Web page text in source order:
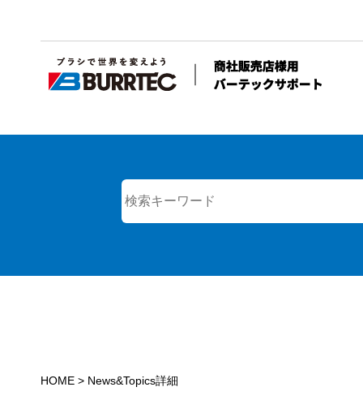
HOME> News&Topics詳細